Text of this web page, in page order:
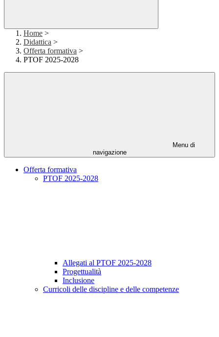
Home >
Didattica >
Offerta formativa >
PTOF 2025-2028
Menu di
navigazione
Offerta formativa
PTOF 2025-2028
Allegati al PTOF 2025-2028
Progettualità
Inclusione
Curricoli delle discipline e delle competenze